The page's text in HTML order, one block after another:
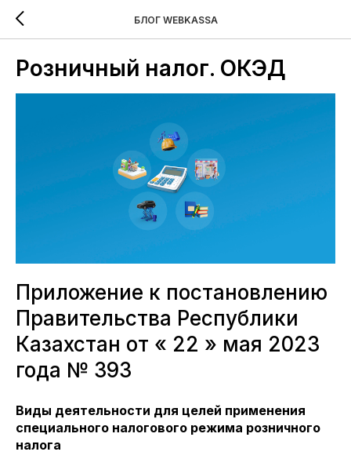
БЛОГ WEBKASSA
Розничный налог. ОКЭД
Приложение к постановлению
Правительства Республики
Казахстан от « 22 » мая 2023
года № 393
Виды деятельности для целей применения
специального налогового режима розничного
налога